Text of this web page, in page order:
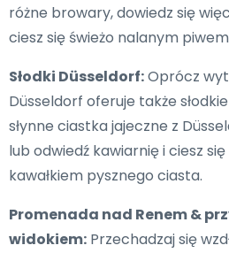
różne browary, dowiedz się
ciesz się świeżo nalanym
Słodki Düsseldorf:Oprócz
Düsseldorf oferuje także
słynne ciastka jajeczne z
lub odwiedź kawiarnię i ciesz
kawałkiem pysznego ciasta.
Promenada nad Renem &
widokiem: Przechadzaj się